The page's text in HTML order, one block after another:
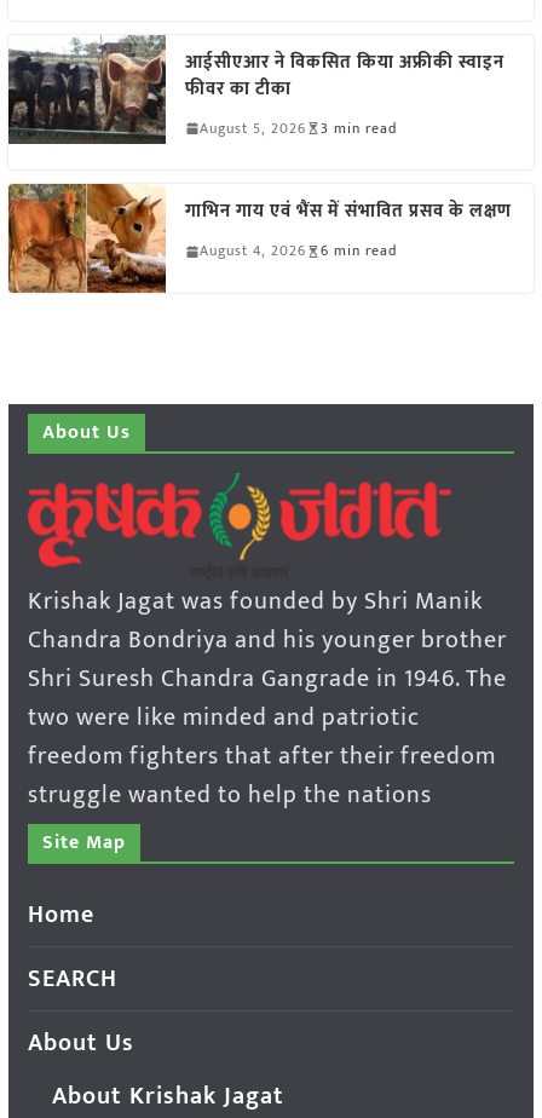
आईसीएआर ने विकसित किया अफ्रीकी स्वाइन
फीवर का टीका
August 5, 2026 3 min read
गाभिन गाय एवं भैंस में संभावित प्रसव के लक्षण
August 4, 2026 6 min read
About Us
Krishak Jagat was founded by Shri Manik
Chandra Bondriya and his younger brother
Shri Suresh Chandra Gangrade in 1946. The
two were like minded and patriotic
freedom fighters that after their freedom
struggle wanted to help the nations
Site Map
Home
SEARCH
About Us
About Krishak Jagat